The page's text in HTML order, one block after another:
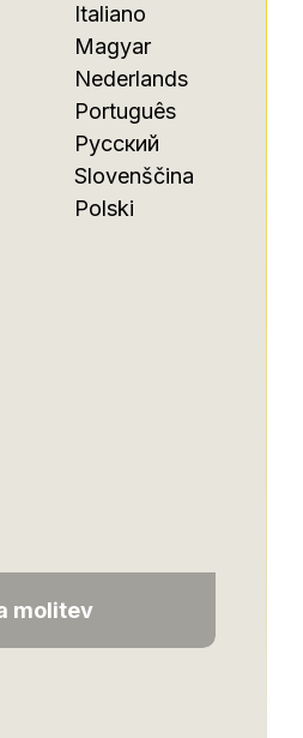
Italiano
Magyar
Nederlands
Português
Русский
Slovenščina
Polski
molitev